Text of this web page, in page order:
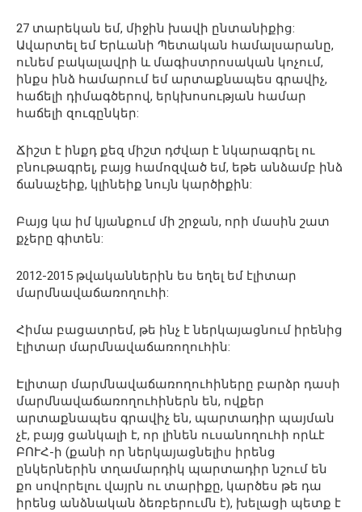
27 տարեկան եմ, միջին խավի ընտանիքից:
Ավարտել եմ Երևանի Պետական համալսարանը,
ունեմ բակալավրի և մագիստրոսական կոչում,
ինքս ինձ համարում եմ արտաքնապես գրավիչ,
հաճելի դիմագծերով, երկխոսության համար
հաճելի զուգընկեր:
Ճիշտ է ինքդ քեզ միշտ դժվար է նկարագրել ու
բնութագրել, բայց համոզված եմ, եթե անձամբ ինձ
ճանաչեիք, կլինեիք նույն կարծիքին:
Բայց կա իմ կյանքում մի շրջան, որի մասին շատ
քչերը գիտեն:
2012-2015 թվականներին ես եղել եմ էլիտար
մարմնավաճառողուհի:
Հիմա բացատրեմ, թե ինչ է ներկայացնում իրենից
էլիտար մարմնավաճառողուհին:
Էլիտար մարմնավաճառողուհիները բարձր դասի
մարմնավաճառողուհիներն են, ովքեր
արտաքնապես գրավիչ են, պարտադիր պայման
չէ, բայց ցանկալի է, որ լինեն ուսանողուհի որևէ
ԲՈՒՀ-ի (քանի որ ներկայացնելիս իրենց
ընկերներին տղամարդիկ պարտադիր նշում են
քո սովորելու վայրն ու տարիքը, կարծես թե դա
իրենց անձնական ձեռբերումն է), խելացի պետք է